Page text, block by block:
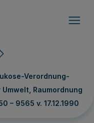
Verordnung-
Raumordnung
– 9565 v. 17.12.1990